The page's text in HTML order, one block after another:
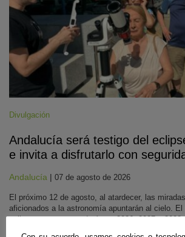
Divulgación
Andalucía será testigo del
e invita a disfrutarlo con
Andalucía | 07 de agosto de 2026
El próximo 12 de agosto, al atardecer, las
aficionados a la astronomía apuntarán al cielo. El
eclipses que se sucederán en 2026, 2027 y 2028